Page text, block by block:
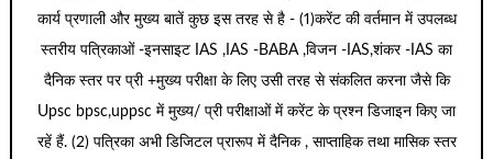
कार्य प्रणाली और मुख्य बातें कुछ इस तरह से है - (1)करेंट की वर्तमान में उपलब्ध
स्तरीय पत्रिकाओं -इनसाइट IAS ,IAS -BABA ,विजन -IAS,शंकर -IAS का
दैनिक स्तर पर प्री +मुख्य परीक्षा के लिए उसी तरह से संकलित करना जैसे कि
Upsc bpsc,uppsc में मुख्य/ प्री परीक्षाओं में करेंट के प्रश्न डिजाइन किए जा
रहें हैं. (2) पत्रिका अभी डिजिटल प्रारूप में दैनिक , साप्ताहिक तथा मासिक स्तर